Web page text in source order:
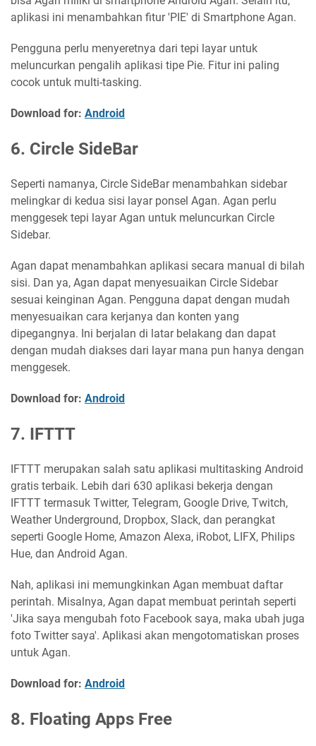
aplikasi ini menambahkan fitur 'PIE' di Smartphone Agan.
Pengguna perlu menyeretnya dari tepi layar untuk
meluncurkan pengalih aplikasi tipe Pie. Fitur ini paling
cocok untuk multi-tasking.
Download for: Android
6. Circle SideBar
Seperti namanya, Circle SideBar menambahkan sidebar
melingkar di kedua sisi layar ponsel Agan. Agan perlu
menggesek tepi layar Agan untuk meluncurkan Circle
Sidebar.
Agan dapat menambahkan aplikasi secara manual di bilah
sisi. Dan ya, Agan dapat menyesuaikan Circle Sidebar
sesuai keinginan Agan. Pengguna dapat dengan mudah
menyesuaikan cara kerjanya dan konten yang
dipegangnya. Ini berjalan di latar belakang dan dapat
dengan mudah diakses dari layar mana pun hanya dengan
menggesek.
Download for: Android
7. IFTTT
IFTTT merupakan salah satu aplikasi multitasking Android
gratis terbaik. Lebih dari 630 aplikasi bekerja dengan
IFTTT termasuk Twitter, Telegram, Google Drive, Twitch,
Weather Underground, Dropbox, Slack, dan perangkat
seperti Google Home, Amazon Alexa, iRobot, LIFX, Philips
Hue, dan Android Agan.
Nah, aplikasi ini memungkinkan Agan membuat daftar
perintah. Misalnya, Agan dapat membuat perintah seperti
'Jika saya mengubah foto Facebook saya, maka ubah juga
foto Twitter saya'. Aplikasi akan mengotomatiskan proses
untuk Agan.
Download for: Android
8. Floating Apps Free